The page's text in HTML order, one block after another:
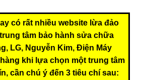
có rất nhiều website lừa đảo
tâm bảo hành sửa chữa
LG, Nguyễn Kim, Điện Máy
khi lựa chọn một trung tâm
cần chú ý đến 3 tiêu chí sau: